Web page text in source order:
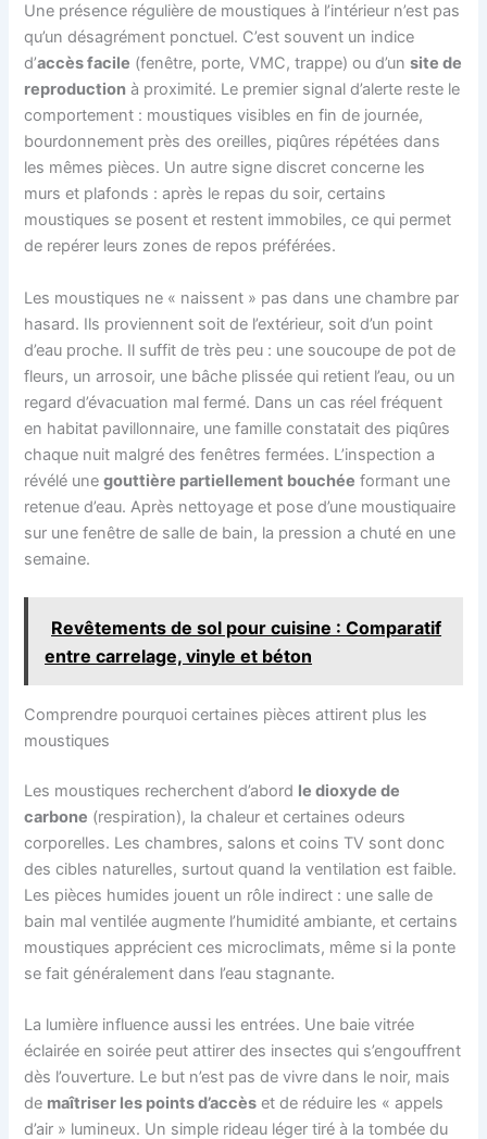
Une présence régulière de moustiques à l’intérieur n’est pas
qu’un désagrément ponctuel. C’est souvent un indice
d’accès facile (fenêtre, porte, VMC, trappe) ou d’unsite de
reproduction à proximité. Le premier signal d’alerte reste le
comportement : moustiques visibles en fin de journée,
bourdonnement près des oreilles, piqûres répétées dans
les mêmes pièces. Un autre signe discret concerne les
murs et plafonds : après le repas du soir, certains
moustiques se posent et restent immobiles, ce qui permet
de repérer leurs zones de repos préférées.
Les moustiques ne « naissent » pas dans une chambre par
hasard. Ils proviennent soit de l’extérieur, soit d’un point
d’eau proche. Il suffit de très peu : une soucoupe de pot de
fleurs, un arrosoir, une bâche plissée qui retient l’eau, ou un
regard d’évacuation mal fermé. Dans un cas réel fréquent
en habitat pavillonnaire, une famille constatait des piqûres
chaque nuit malgré des fenêtres fermées. L’inspection a
révélé unegouttière partiellement bouchée formant une
retenue d’eau. Après nettoyage et pose d’une moustiquaire
sur une fenêtre de salle de bain, la pression a chuté en une
semaine.
Revêtements de sol pour cuisine : Comparatif
entre carrelage, vinyle et béton
Comprendre pourquoi certaines pièces attirent plus les
moustiques
Les moustiques recherchent d’abord le dioxyde de
carbone (respiration), la chaleur et certaines odeurs
corporelles. Les chambres, salons et coins TV sont donc
des cibles naturelles, surtout quand la ventilation est faible.
Les pièces humides jouent un rôle indirect : une salle de
bain mal ventilée augmente l’humidité ambiante, et certains
moustiques apprécient ces microclimats, même si la ponte
se fait généralement dans l’eau stagnante.
La lumière influence aussi les entrées. Une baie vitrée
éclairée en soirée peut attirer des insectes qui s’engouffrent
dès l’ouverture. Le but n’est pas de vivre dans le noir, mais
de maîtriser les points d’accès et de réduire les « appels
d’air » lumineux. Un simple rideau léger tiré à la tombée du